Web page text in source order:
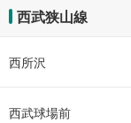
西武狭山線
西所沢
西武球場前